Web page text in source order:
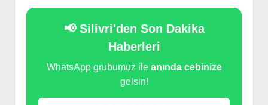
📢 Silivri'den Son Dakika
Haberleri
WhatsApp grubumuz ile anında cebinize
gelsin!